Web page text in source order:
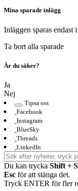
Mina sparade inlägg
Inläggen sparas endast
Ta bort alla sparade
Är du säker?
Ja
Nej
Tipsa oss
Facebook
Instagram
BlueSky
Threads
LinkedIn
Du kan trycka Shift + S
Esc för att stänga det.
Tryck ENTER för fler